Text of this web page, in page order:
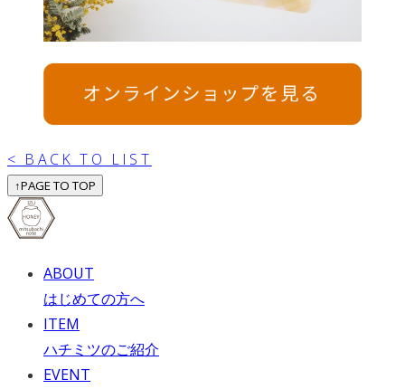
< BACK TO LIST
↑PAGE TO TOP
ABOUT
はじめての方へ
ITEM
ハチミツのご紹介
EVENT